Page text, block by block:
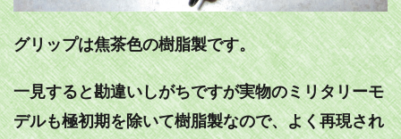
グリップは焦茶色の樹脂製です。
一見すると勘違いしがちですが実物のミリタリーモ
デルも極初期を除いて樹脂製なので、よく再現され